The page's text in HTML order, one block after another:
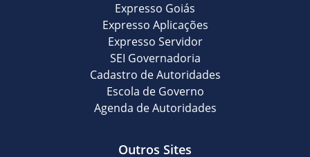
Expresso Goiás
Expresso Aplicações
Expresso Servidor
SEI Governadoria
Cadastro de Autoridades
Escola de Governo
Agenda de Autoridades
Outros Sites